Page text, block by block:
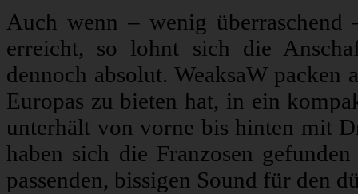
Auch wenn – wenig überraschend
erreicht, so lohnt sich die
dennoch absolut. WeaksaW
Europas zu bieten hat, in ein
unterhält von vorne bis hinten mit
haben sich die Franzosen
passenden, bissigen Sound für den